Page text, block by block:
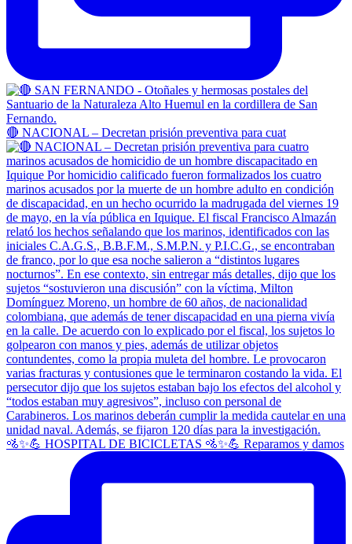
🔴 NACIONAL – Decretan prisión preventiva para cuat
🚵✨💪 HOSPITAL DE BICICLETAS 🚵✨💪 Reparamos y damos